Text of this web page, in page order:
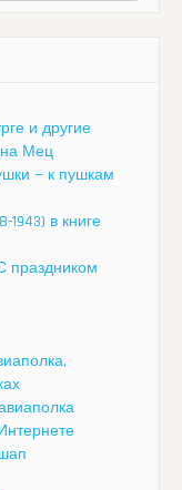
и другие
Мец
— к пушкам
в книге
праздником